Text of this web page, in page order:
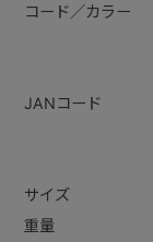
コード／カラー
JANコード
サイズ
重量